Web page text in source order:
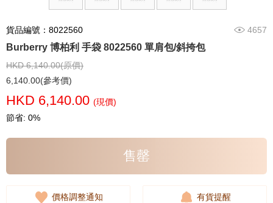
貨品編號：8022560 4657
Burberry 博柏利 手袋 8022560 單肩包/斜挎包
HKD 6,140.00(原價)
6,140.00(參考價)
HKD 6,140.00 (現價)
節省: 0%
售罄
價格調整通知 有貨提醒